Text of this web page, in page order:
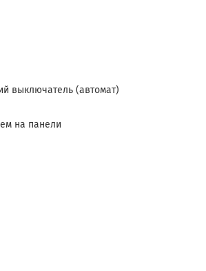
выключатель (автомат)
на панели